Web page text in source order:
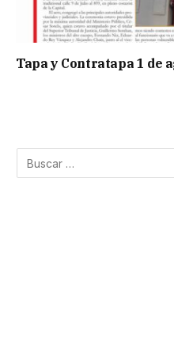
Tapa y Contratapa 1 de